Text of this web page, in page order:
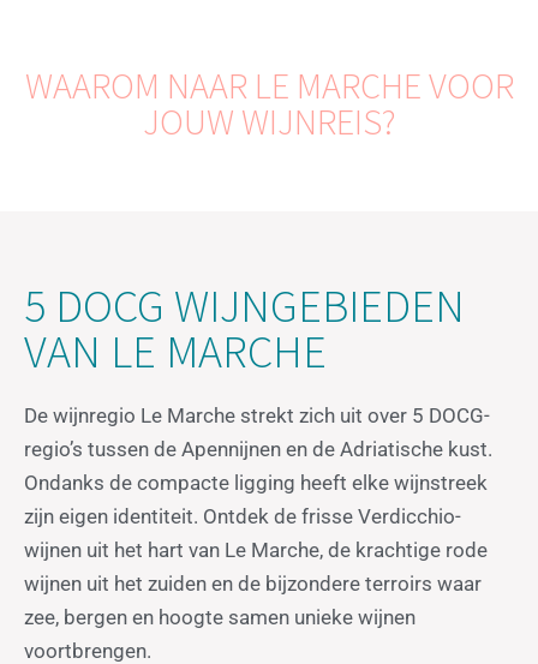
WAAROM NAAR LE MARCHE VOOR
JOUW WIJNREIS?
5 DOCG WIJNGEBIEDEN
VAN LE MARCHE
De wijnregio Le Marche strekt zich uit over 5 DOCG-
regio’s tussen de Apennijnen en de Adriatische kust.
Ondanks de compacte ligging heeft elke wijnstreek
zijn eigen identiteit. Ontdek de frisse Verdicchio-
wijnen uit het hart van Le Marche, de krachtige rode
wijnen uit het zuiden en de bijzondere terroirs waar
zee, bergen en hoogte samen unieke wijnen
voortbrengen.